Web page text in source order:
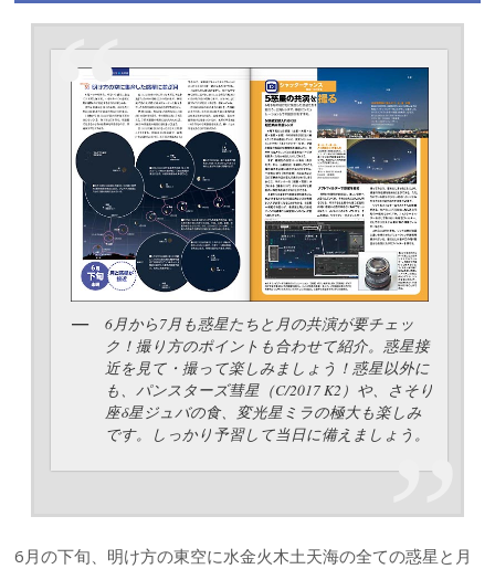
6月から7月も惑星たちと月の共演が要チェッ
ク！撮り方のポイントも合わせて紹介。惑星接
近を見て・撮って楽しみましょう！惑星以外に
も、パンスターズ彗星（C/2017 K2）や、さそり
座δ星ジュバの食、変光星ミラの極大も楽しみ
です。しっかり予習して当日に備えましょう。
6月の下旬、明け方の東空に水金火木土天海の全ての惑星と月